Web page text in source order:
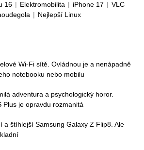
16 | Elektromobilita | iPhone 17 | VLC
| Nejlepší Linux
Wi-Fi sítě. Ovládnou je a nenápadně
notebooku nebo mobilu
adventura a psychologický horor.
Plus je opravdu rozmanitá
a štíhlejší Samsung Galaxy Z Flip8. Ale